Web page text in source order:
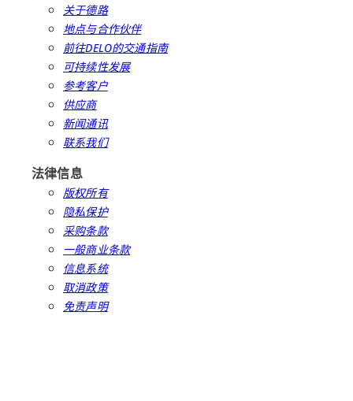
关于德路
地点与合作伙伴
前往DELO的交通指南
可持续性发展
参考客户
供应商
新闻通讯
联系我们
法律信息
版权所有
隐私保护
采购条款
一般商业条款
信息系统
取消政策
免责声明